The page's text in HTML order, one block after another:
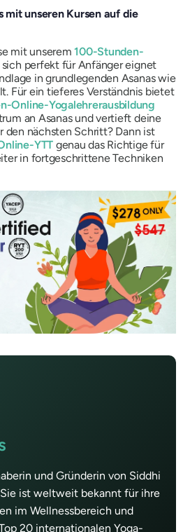
mit unseren Kursen auf die
mit unserem100-Stunden-
perfekt für Anfänger eignet
in grundlegenden Asanas wie
Für ein tieferes Verständnis bietet
Online-Yogalehrerausbildung
an Asanas und vertieft deine
den nächsten Schritt? Dann ist
YTT genau das Richtige für
in fortgeschrittene Techniken
und Gründerin von Siddhi
ist weltweit bekannt für ihre
im Wellnessbereich und
20 internationalen Yoga-